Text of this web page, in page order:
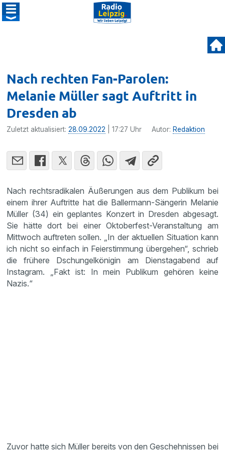
Nach rechten Fan-Parolen:
Melanie Müller sagt Auftritt in
Dresden ab
Zuletzt aktualisiert:28.09.2022 | 17:27 Uhr Autor: Redaktion
Nach rechtsradikalen Äußerungen aus dem Publikum bei
einem ihrer Auftritte hat die Ballermann-Sängerin Melanie
Müller (34) ein geplantes Konzert in Dresden abgesagt.
Sie hätte dort bei einer Oktoberfest-Veranstaltung am
Mittwoch auftreten sollen. „In der aktuellen Situation kann
ich nicht so einfach in Feierstimmung übergehen“, schrieb
die frühere Dschungelkönigin am Dienstagabend auf
Instagram. „Fakt ist: In mein Publikum gehören keine
Nazis.“
Zuvor hatte sich Müller bereits von den Geschehnissen bei